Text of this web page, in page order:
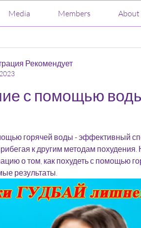
Media Members About
Рекомендует
с помощью
горячей воды - эффективный
к другим методам
о том, как похудеть с помощью
результаты.